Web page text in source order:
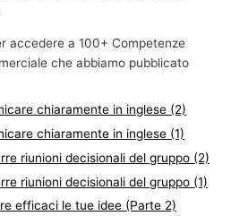
accedere a 100+ Competenze
che abbiamo pubblicato
chiaramente in inglese (2)
chiaramente in inglese (1)
riunioni decisionali del gruppo (2)
riunioni decisionali del gruppo (1)
efficaci le tue idee (Parte 2)